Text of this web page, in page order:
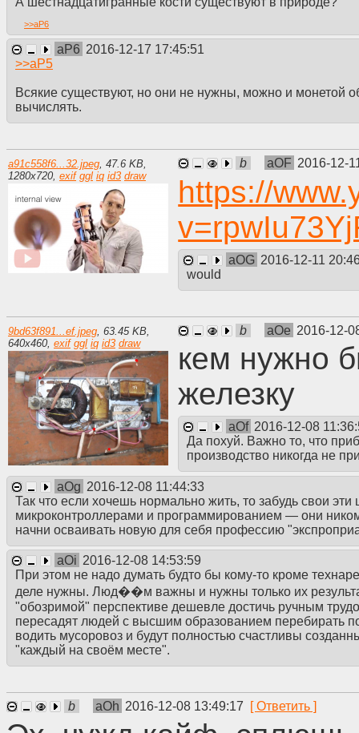
>>aP6
aP6 2016-12-17 17:45:51
>>aP5
Всякие существуют, но они не нужны, можно и монетой
вычислять.
a91c558f6...32.jpeg, 47.6 KB,
1280x720, exif ggl iq id3 draw
b aOF 2016-12-
https://
aOG 2016-12-11
would
9bd63f891...ef.jpeg 63.45 KB
640x460 exif ggl iq id3 draw
b aOe 2016-12-
кем нужно
железку
aOf 2016-12-08
Да похуй. Важно то, что
производство никогда не
aOg 2016-12-08 11:44:33
Так что если хочешь нормально жить, то забудь свои эти
микроконтроллерами и программированием — они
начни осваивать новую для себя профессию
aOi 2016-12-08 14:53:59
При этом не надо думать будто бы кому-то кроме
деле нужны. Люд��м важны и нужны только их
"обозримой" перспективе дешевле достичь ручным
пересадят людей с высшим образованием перебирать
водить мусоровоз и будут полностью счастливы
"каждый на своём месте".
b aOh 2016-12-08 13:49:17